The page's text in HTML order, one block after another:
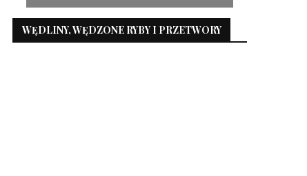
WĘDLINY, WĘDZONE RYBY I PRZETWORY